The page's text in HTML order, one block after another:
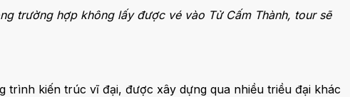
trường hợp không lấy được vé vào Tử Cấm Thành, tour sẽ
trình kiến trúc vĩ đại, được xây dựng qua nhiều triều đại khác